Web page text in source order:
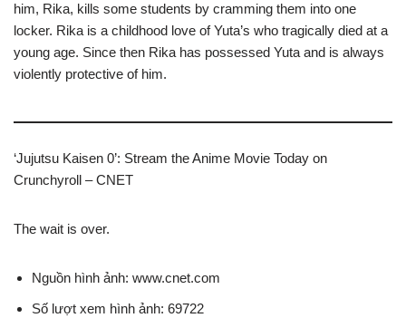
him, Rika, kills some students by cramming them into one
locker. Rika is a childhood love of Yuta’s who tragically died at a
young age. Since then Rika has possessed Yuta and is always
violently protective of him.
‘Jujutsu Kaisen 0’: Stream the Anime Movie Today on
Crunchyroll – CNET
The wait is over.
Nguồn hình ảnh: www.cnet.com
Số lượt xem hình ảnh: 69722